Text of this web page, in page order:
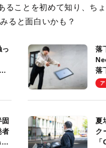
ることを初めて知り、ち
ると面白いかも？
落
落
適
者
夏
ク